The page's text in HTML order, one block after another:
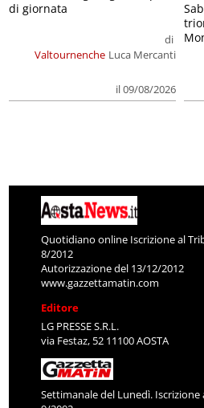
Valtournenche
di
Luca Mercanti
il 09/08/2026
di giornata
Quotidiano online Iscrizione al
8/2012
Autorizzazione del 13/12/2012
www.gazzettamatin.com
Editore
LG PRESSE S.R.L.
via Festaz, 52 11100 AOSTA
Settimanale del Lunedì. Iscrizione